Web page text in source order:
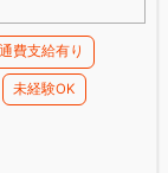
費支給有り
未経験OK